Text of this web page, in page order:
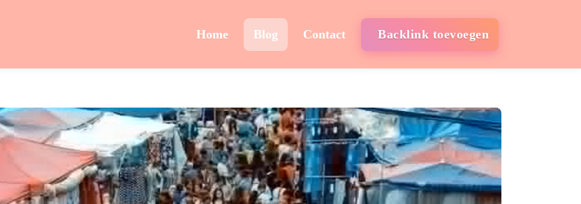
Home Blog Contact Backlink toevoegen